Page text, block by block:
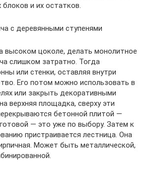
и их остатков.
с деревянными ступенями
высоком цоколе, делать монолитное
слишком затратно. Тогда
или стенки, оставляя внутри
Его потом можно использовать в
или закрыть декоративными
верхняя площадка, сверху эти
бетонной плитой —
— это уже по выбору. Затем к
пристраивается лестница. Она
Может быть металлической,